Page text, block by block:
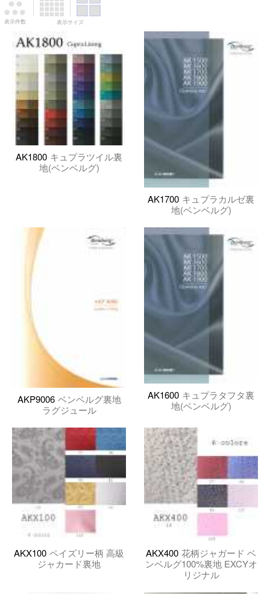
表示件数 表示サイズ
AK1800 キュプラツイル裏
地(ベンベルグ)
AK1700 キュプラカルゼ裏
地(ベンベルグ)
AKP9006 ベンベルグ裏地
ラグジュール
AK1600 キュプラタフタ裏
地(ベンベルグ)
AKX100 ペイズリー柄 高級
ジャカード裏地
AKX400 花柄ジャガード ベ
ンベルグ100%裏地 EXCYオ
リジナル